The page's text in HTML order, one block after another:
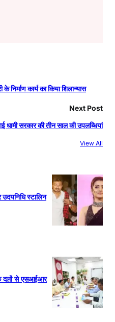
के निर्माण कार्य का किया शिलान्यास
Next Post
धामी सरकार की तीन साल की उपलब्धियां
View All
स्टालिन
दलों से एसआईआर